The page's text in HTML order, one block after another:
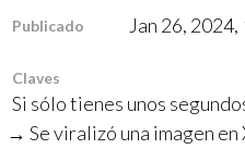
Publicado Jan 26,
Claves
Si sólo tienes unos
Se viralizó una imagen